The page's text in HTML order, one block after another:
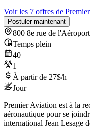
Voir les 7 offres de
Postuler maintenant
800 8e rue de
Temps plein
40
1
À partir de 27$/h
Jour
Premier Aviation est à la
aéronautique pour se
international Jean Lesage